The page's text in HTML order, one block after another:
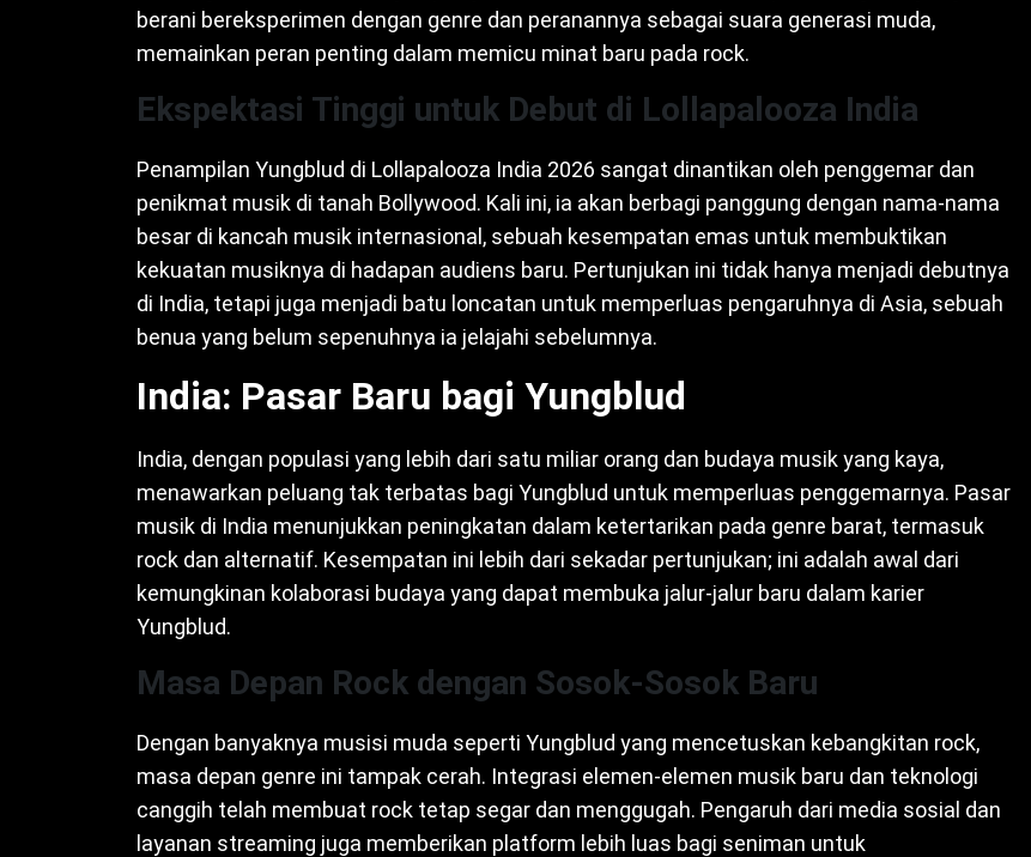
berani bereksperimen dengan genre dan peranannya sebagai suara generasi muda,
memainkan peran penting dalam memicu minat baru pada rock.
Ekspektasi Tinggi untuk Debut di Lollapalooza India
Penampilan Yungblud di Lollapalooza India 2026 sangat dinantikan oleh penggemar dan
penikmat musik di tanah Bollywood. Kali ini, ia akan berbagi panggung dengan nama-nama
besar di kancah musik internasional, sebuah kesempatan emas untuk membuktikan
kekuatan musiknya di hadapan audiens baru. Pertunjukan ini tidak hanya menjadi debutnya
di India, tetapi juga menjadi batu loncatan untuk memperluas pengaruhnya di Asia, sebuah
benua yang belum sepenuhnya ia jelajahi sebelumnya.
India: Pasar Baru bagi Yungblud
India, dengan populasi yang lebih dari satu miliar orang dan budaya musik yang kaya,
menawarkan peluang tak terbatas bagi Yungblud untuk memperluas penggemarnya. Pasar
musik di India menunjukkan peningkatan dalam ketertarikan pada genre barat, termasuk
rock dan alternatif. Kesempatan ini lebih dari sekadar pertunjukan; ini adalah awal dari
kemungkinan kolaborasi budaya yang dapat membuka jalur-jalur baru dalam karier
Yungblud.
Masa Depan Rock dengan Sosok-Sosok Baru
Dengan banyaknya musisi muda seperti Yungblud yang mencetuskan kebangkitan rock,
masa depan genre ini tampak cerah. Integrasi elemen-elemen musik baru dan teknologi
canggih telah membuat rock tetap segar dan menggugah. Pengaruh dari media sosial dan
layanan streaming juga memberikan platform lebih luas bagi seniman untuk